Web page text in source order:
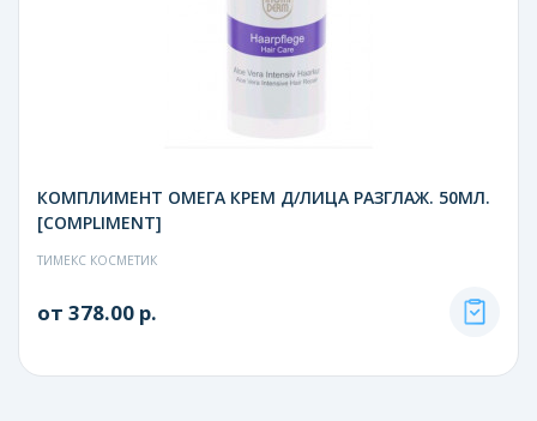
КОМПЛИМЕНТ ОМЕГА КРЕМ Д/ЛИЦА РАЗГЛАЖ. 50МЛ.
[COMPLIMENT]
ТИМЕКС КОСМЕТИК
от 378.00 р.